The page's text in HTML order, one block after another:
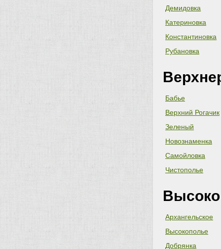
Демидовка
Катериновка
Константиновка
Рубановка
Бабье
Верхний Рогачик
Зеленый
Новознаменка
Самойловка
Чистополье
Архангельское
Высокополье
Добрянка